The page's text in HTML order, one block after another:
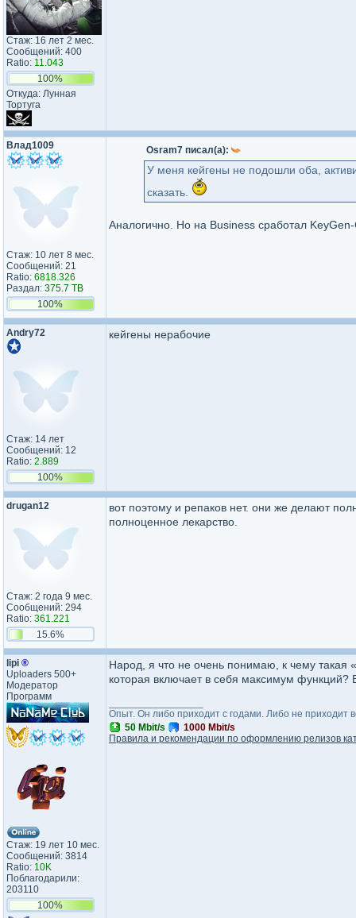
Стаж: 16 лет 2 мес.
Сообщений: 400
Ratio: 11.043
100%
Откуда: Лунная
Тортуга
Влад1009
Стаж: 10 лет 8 мес.
Сообщений: 21
Ratio: 6818.326
Раздал: 375.7 TB
100%
Osram7 писал(а):
У меня кейгены не подошли оба,
сказать.
Аналогично. Но на Business сработал
Andry72
Стаж: 14 лет
Сообщений: 12
Ratio: 2.889
100%
кейгены нерабочие
drugan12
Стаж: 2 года 9 мес.
Сообщений: 294
Ratio: 361.221
15.6%
вот поэтому и репаков нет. они же делают
полноценное лекарство.
lipi ®
Uploaders 500+
Модератор
Программ
Стаж: 19 лет 10 мес.
Сообщений: 3814
Ratio: 10K
Поблагодарили:
203110
100%
Народ, я что не очень понимаю, к чему такая
которая включает в себя максимум
Опыт. Он либо приходит с годами. Либо не приходит
50 Mbit/s
1000 Mbit/s
Правила и рекомендации по оформлению релизов